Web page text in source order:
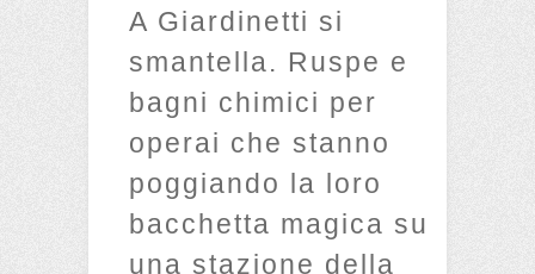
A Giardinetti si
smantella. Ruspe e
bagni chimici per
operai che stanno
poggiando la loro
bacchetta magica su
una stazione della